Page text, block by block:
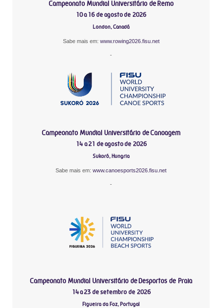
Campeonato Mundial Universitário de Remo
10 a 16 de agosto de 2026
London, Canadá
Sabe mais em: www.rowing2026.fisu.net
-
Campeonato Mundial Universitário de Canoagem
14 a 21 de agosto de 2026
Sukoró, Hungria
Sabe mais em: www.canoesports2026.fisu.net
-
Campeonato Mundial Universitário de Desportos de Praia
14 a 23 de setembro de 2026
Figueira da Foz, Portugal